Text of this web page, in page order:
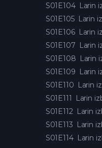
S01E104 Larin
S01E105 Larin
S01E106 Larin
S01E107 Larin
S01E108 Larin
S01E109 Larin
S01E110 Larin
S01E111
Larin
S01E112 Larin
S01E113 Larin
S01E114 Larin